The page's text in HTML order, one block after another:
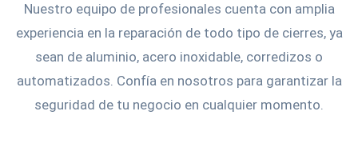
Nuestro equipo de profesionales cuenta con amplia
experiencia en la reparación de todo tipo de cierres, ya
sean de aluminio, acero inoxidable, corredizos o
automatizados. Confía en nosotros para garantizar la
seguridad de tu negocio en cualquier momento.